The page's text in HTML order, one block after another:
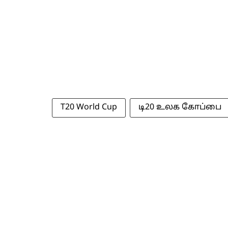
T20 World Cup டி20 உலக கோப்பை